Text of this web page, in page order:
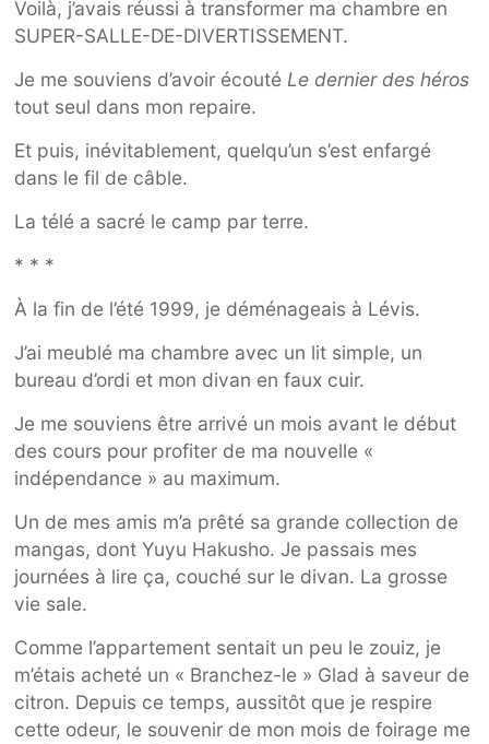
Voilà, j’avais réussi à transformer ma chambre en
SUPER-SALLE-DE-DIVERTISSEMENT.
Je me souviens d’avoir écoutéLe dernier des héros
tout seul dans mon repaire.
Et puis, inévitablement, quelqu’un s’est enfargé
dans le fil de câble.
La télé a sacré le camp par terre.
* * *
À la fin de l’été 1999, je déménageais à Lévis.
J’ai meublé ma chambre avec un lit simple, un
bureau d’ordi et mon divan en faux cuir.
Je me souviens être arrivé un mois avant le début
des cours pour profiter de ma nouvelle «
indépendance » au maximum.
Un de mes amis m’a prêté sa grande collection de
mangas, dont Yuyu Hakusho. Je passais mes
journées à lire ça, couché sur le divan. La grosse
vie sale.
Comme l’appartement sentait un peu le zouiz, je
m’étais acheté un « Branchez-le » Glad à saveur de
citron. Depuis ce temps, aussitôt que je respire
cette odeur, le souvenir de mon mois de foirage me